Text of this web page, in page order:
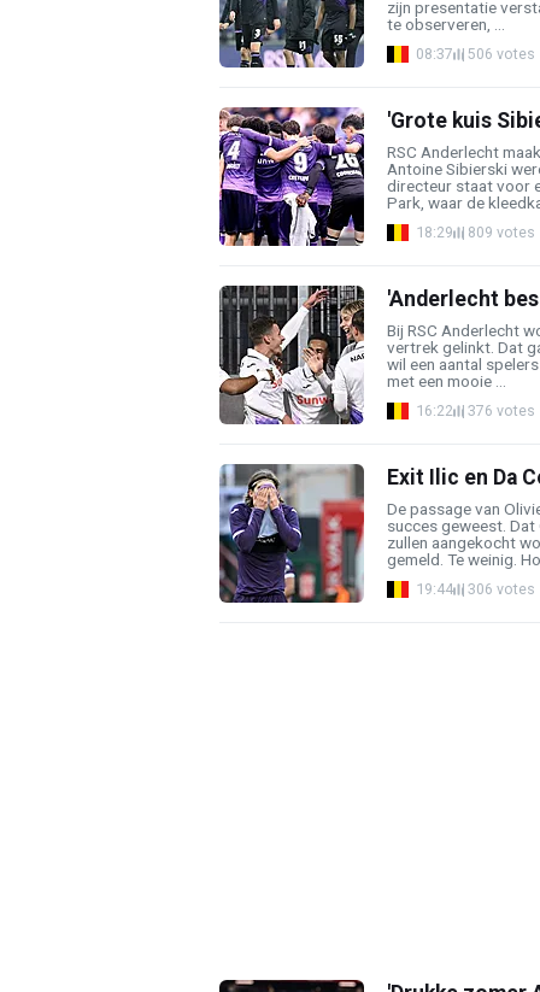
zijn presentatie
te observeren, ...
08:37 506 votes
'Grote kuis
RSC Anderlecht
Antoine Sibierski
directeur staat voor
Park, waar de
18:29 809 votes
'Anderlecht
Bij RSC Anderlecht
vertrek gelinkt. Dat
wil een aantal
met een mooie ...
16:22 376 votes
Exit Ilic en Da
De passage van
succes geweest. Dat
zullen aangekocht
gemeld. Te weinig.
19:44 306 votes